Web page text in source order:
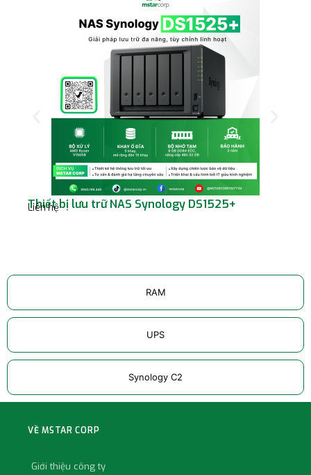
RAM
UPS
Synology C2
Thiết bị lưu trữ NAS Synology DS1525+
Liên hệ
VỀ MSTAR CORP
Giới thiệu công ty